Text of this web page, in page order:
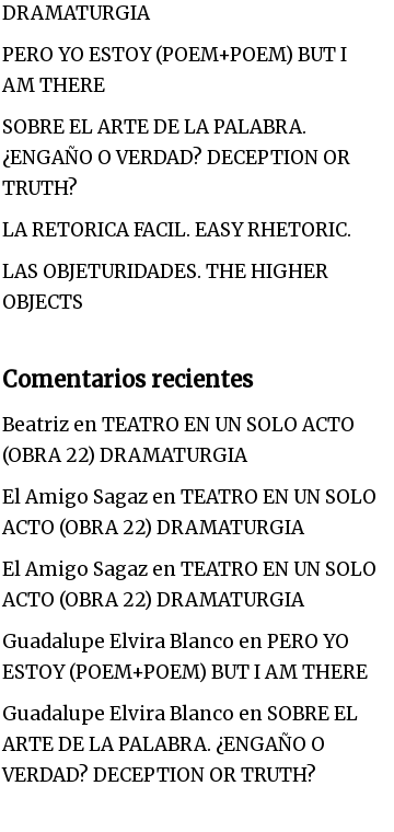
DRAMATURGIA
PERO YO ESTOY (POEM+POEM) BUT I
AM THERE
SOBRE EL ARTE DE LA PALABRA.
¿ENGAÑO O VERDAD? DECEPTION OR
TRUTH?
LA RETORICA FACIL. EASY RHETORIC.
LAS OBJETURIDADES. THE HIGHER
OBJECTS
Comentarios recientes
BeatrizenTEATRO EN UN SOLO ACTO
(OBRA 22) DRAMATURGIA
El Amigo SagazenTEATRO EN UN SOLO
ACTO (OBRA 22) DRAMATURGIA
El Amigo SagazenTEATRO EN UN SOLO
ACTO (OBRA 22) DRAMATURGIA
Guadalupe Elvira Blanco enPERO YO
ESTOY (POEM+POEM) BUT I AM THERE
Guadalupe Elvira Blanco en SOBRE EL
ARTE DE LA PALABRA. ¿ENGAÑO O
VERDAD? DECEPTION OR TRUTH?